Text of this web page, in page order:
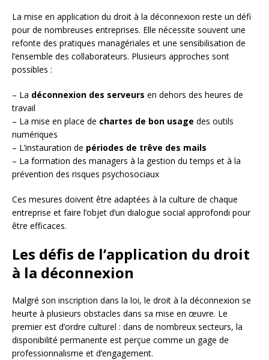
La mise en application du droit à la déconnexion reste un défi
pour de nombreuses entreprises. Elle nécessite souvent une
refonte des pratiques managériales et une sensibilisation de
l’ensemble des collaborateurs. Plusieurs approches sont
possibles :
– La déconnexion des serveurs en dehors des heures de
travail
– La mise en place de chartes de bon usage des outils
numériques
– L’instauration de périodes de trêve des mails
– La formation des managers à la gestion du temps et à la
prévention des risques psychosociaux
Ces mesures doivent être adaptées à la culture de chaque
entreprise et faire l’objet d’un dialogue social approfondi pour
être efficaces.
Les défis de l’application du droit
à la déconnexion
Malgré son inscription dans la loi, le droit à la déconnexion se
heurte à plusieurs obstacles dans sa mise en œuvre. Le
premier est d’ordre culturel : dans de nombreux secteurs, la
disponibilité permanente est perçue comme un gage de
professionnalisme et d’engagement.